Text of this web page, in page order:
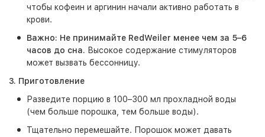
чтобы кофеин и аргинин начали активно работать в
крови.
Важно: Не принимайте RedWeiler менее чем за 5–6
часов до сна. Высокое содержание стимуляторов
может вызвать бессонницу.
3. Приготовление
Разведите порцию в 100–300 мл прохладной воды
(чем больше порошка, тем больше воды).
Тщательно перемешайте. Порошок может давать